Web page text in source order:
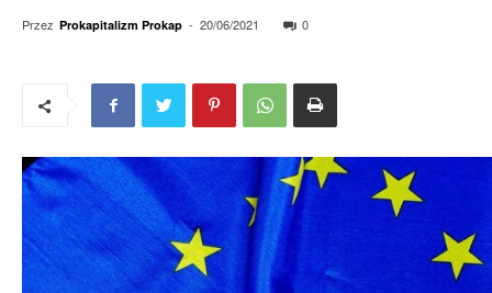
Przez Prokapitalizm Prokap - 20/06/2021 0